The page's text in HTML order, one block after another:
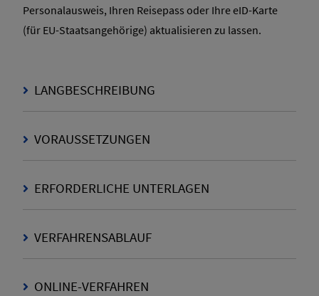
Personalausweis, Ihren Reisepass oder Ihre eID-Karte
(für EU-Staatsangehörige) aktualisieren zu lassen.
LANGBESCHREIBUNG
VORAUSSETZUNGEN
ERFORDERLICHE UNTERLAGEN
VERFAHRENSABLAUF
ONLINE-VERFAHREN